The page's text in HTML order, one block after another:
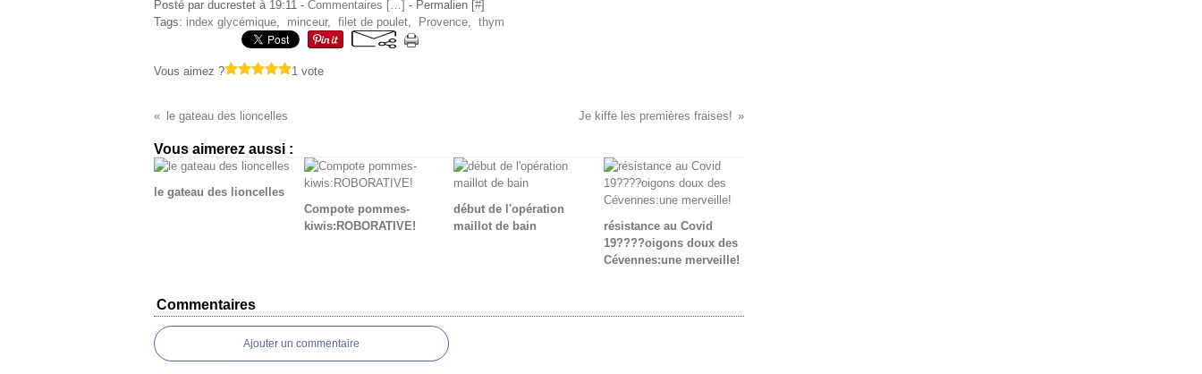
Posté par ducrestet à 19:11 - Commentaires […] - Permalien [#]
Tags: index glycémique, minceur, filet de poulet, Provence, thym
Vous aimez ? 1 vote
le gateau des lioncelles Je kiffe les premières fraises!
Vous aimerez aussi :
le gateau des lioncelles
Compote pommes-
kiwis:ROBORATIVE!
début de l'opération
maillot de bain
résistance au Covid
19????oigons doux des
Cévennes:une merveille!
Commentaires
Ajouter un commentaire